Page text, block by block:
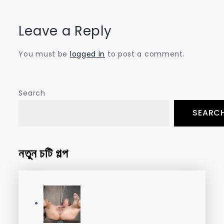
Leave a Reply
You must be logged in to post a comment.
Search
নতুন চটি গল্প